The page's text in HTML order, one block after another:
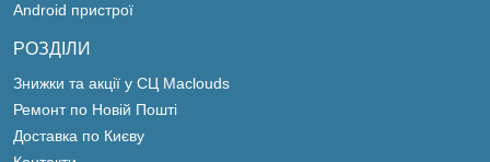
Android пристрої
РОЗДІЛИ
Знижки та акції у СЦ Maclouds
Ремонт по Новій Пошті
Доставка по Києву